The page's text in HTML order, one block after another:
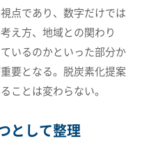
点であり、数字だけでは
え方、地域との関わり
いるのかといった部分か
要となる。脱炭素化提案
ことは変わらない。
として整理